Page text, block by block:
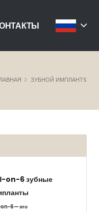
ЗУБНОЙ ИМПЛАНТS
on-6 зубные
6 — это